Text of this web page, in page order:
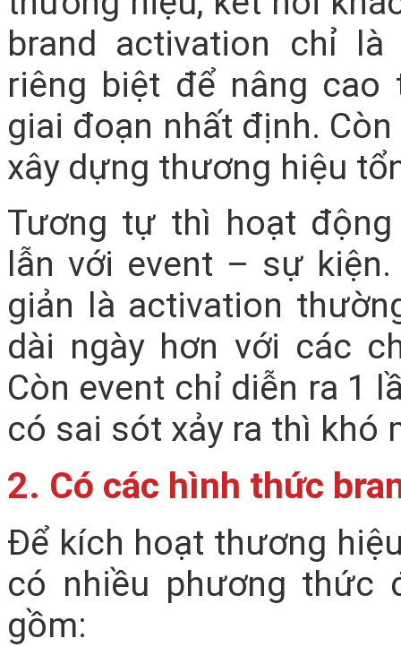
brand activation chỉ
riêng biệt để nâng cao
giai đoạn nhất định.
xây dựng thương hiệu
Tương tự thì hoạt
lẫn với event – sự
giản là activation
dài ngày hơn với các
Còn event chỉ diễn ra 1
có sai sót xảy ra thì khó
2. Có các hình thức
Để kích hoạt thương
có nhiều phương thức
gồm: